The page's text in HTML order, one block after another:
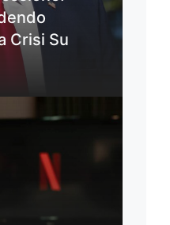
Crisi Su